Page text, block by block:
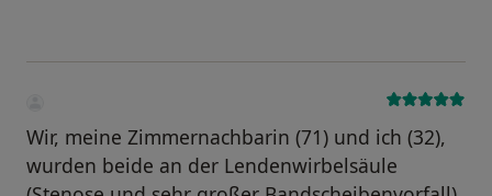
Wir, meine Zimmernachbarin (71) und ich (32),
wurden beide an der Lendenwirbelsäule